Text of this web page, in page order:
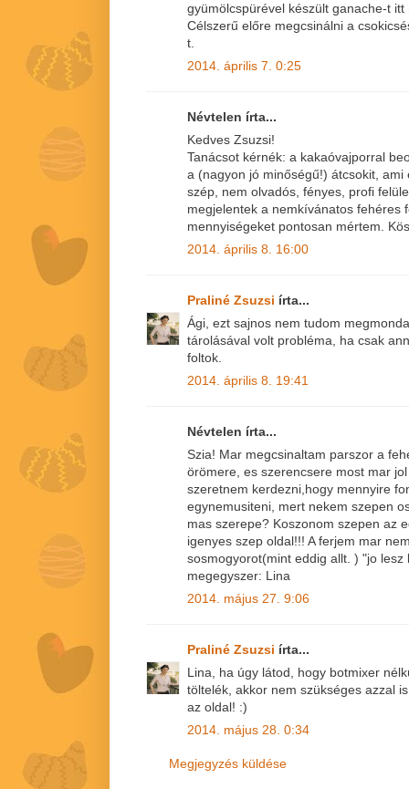
gyümölcspürével készült ganache-t
Célszerű előre megcsinálni a
t.
2014. április 7. 0:25
Névtelen írta...
Kedves Zsuzsi!
Tanácsot kérnék: a kakaóvajporral
a (nagyon jó minőségű!) átcsokit,
szép, nem olvadós, fényes, profi
megjelentek a nemkívánatos fehéres
mennyiségeket pontosan mértem.
2014. április 8. 16:00
Praliné Zsuzsi írta...
Ági, ezt sajnos nem tudom
tárolásával volt probléma, ha csak
foltok.
2014. április 8. 19:41
Névtelen írta...
Szia! Mar megcsinaltam parszor a
örömere, es szerencsere most mar
szeretnem kerdezni,hogy mennyire
egynemusiteni, mert nekem szepen
mas szerepe? Koszonom szepen az
igenyes szep oldal!!! A ferjem mar
sosmogyorot(mint eddig allt. ) "jo
megegyszer: Lina
2014. május 27. 9:06
Praliné Zsuzsi írta...
Lina, ha úgy látod, hogy botmixer
töltelék, akkor nem szükséges azzal
az oldal! :)
2014. május 28. 0:34
Megjegyzés küldése